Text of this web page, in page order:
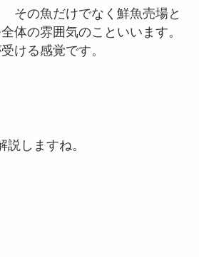
の魚だけでなく鮮魚売場と
体の雰囲気のこといいます。
ける感覚です。
しますね。